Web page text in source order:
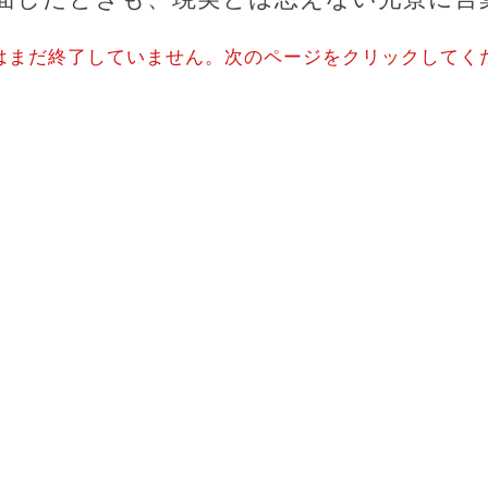
まだ終了していません。次のページをクリックしてく